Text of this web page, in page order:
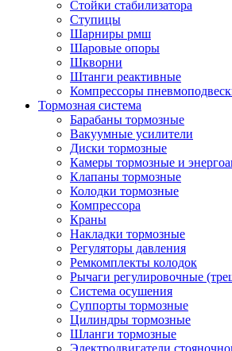
Стойки стабилизатора
Ступицы
Шарниры рмш
Шаровые опоры
Шкворни
Штанги реактивные
Компрессоры
Тормозная система
Барабаны тормозные
Вакуумные усилители
Диски тормозные
Камеры тормозные и
Клапаны тормозные
Колодки тормозные
Компрессора
Краны
Накладки тормозные
Регуляторы давления
Ремкомплекты колодок
Рычаги регулировочные
Система осушения
Суппорты тормозные
Цилиндры тормозные
Шланги тормозные
Электродвигатели